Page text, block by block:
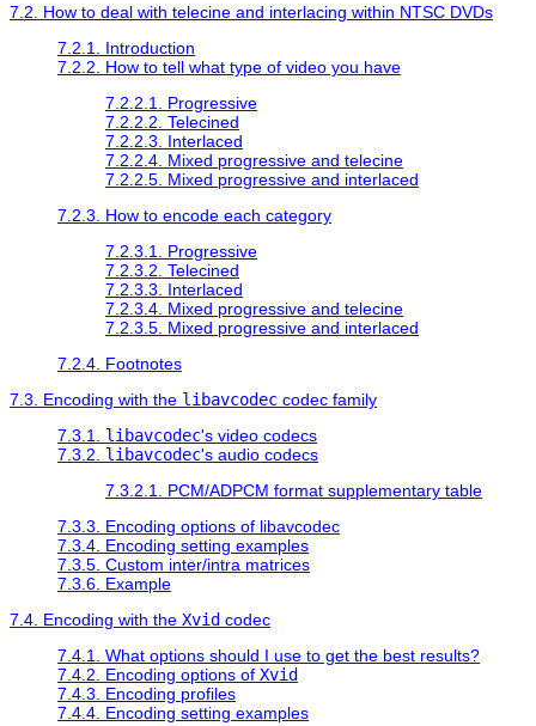
7.2. How to deal with telecine and interlacing within NTSC DVDs
7.2.1. Introduction
7.2.2. How to tell what type of video you have
7.2.2.1. Progressive
7.2.2.2. Telecined
7.2.2.3. Interlaced
7.2.2.4. Mixed progressive and telecine
7.2.2.5. Mixed progressive and interlaced
7.2.3. How to encode each category
7.2.3.1. Progressive
7.2.3.2. Telecined
7.2.3.3. Interlaced
7.2.3.4. Mixed progressive and telecine
7.2.3.5. Mixed progressive and interlaced
7.2.4. Footnotes
7.3. Encoding with the libavcodec codec family
7.3.1. libavcodec's video codecs
7.3.2. libavcodec's audio codecs
7.3.2.1. PCM/ADPCM format supplementary table
7.3.3. Encoding options of libavcodec
7.3.4. Encoding setting examples
7.3.5. Custom inter/intra matrices
7.3.6. Example
7.4. Encoding with the Xvid codec
7.4.1. What options should I use to get the best results?
7.4.2. Encoding options of Xvid
7.4.3. Encoding profiles
7.4.4. Encoding setting examples